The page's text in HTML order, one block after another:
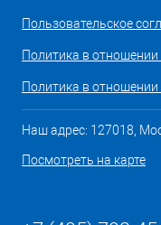
Пользовательское
Политика в
Политика в
Наш адрес: 127018,
Посмотреть на карте